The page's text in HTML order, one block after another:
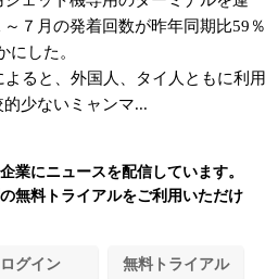
７月の発着回数が昨年同期比59％
にした。
ると、外国人、タイ人ともに利用
少ないミャンマ...
業にニュースを配信しています。
無料トライアルをご利用いただけ
ログイン 無料トライアル